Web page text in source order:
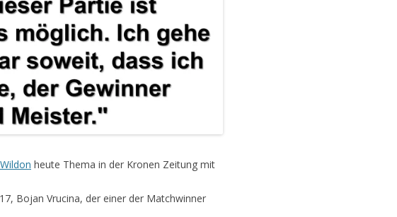
heute Thema in der Kronen Zeitung mit
Bojan Vrucina, der einer der Matchwinner